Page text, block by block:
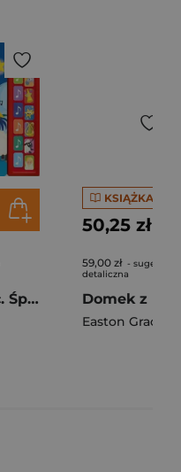
Kolędy. Cicha noc. Śpiewamy i słuchamy
KSIĄŻKA
50,25 zł
59,00 zł -
detaliczna
Easton Grace